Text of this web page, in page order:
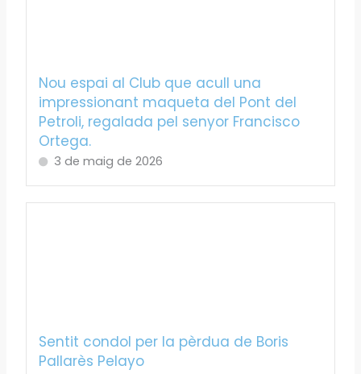
Nou espai al Club que acull una
impressionant maqueta del Pont del
Petroli, regalada pel senyor Francisco
Ortega.
3 de maig de 2026
Sentit condol per la pèrdua de Boris
Pallarès Pelayo